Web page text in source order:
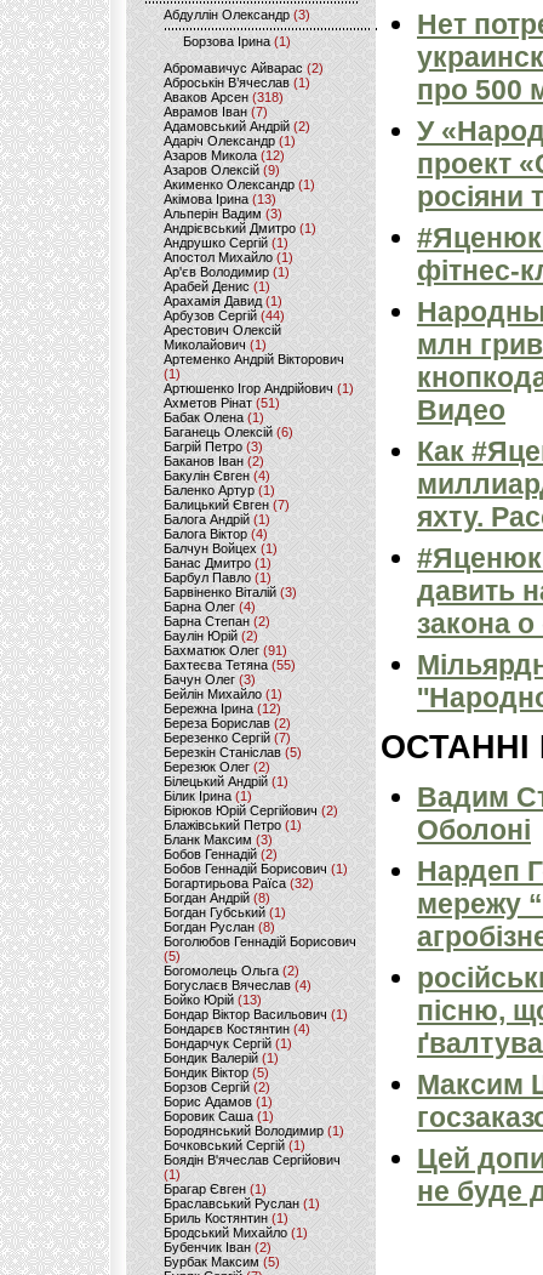
Абдуллін Олександр (3)
Борзова Ірина(1)
Абромавичус Айварас (2)
Аброськін В’ячеслав(1)
Аваков Арсен (318)
Аврамов Іван (7)
Адамовський Андрій(2)
Адаріч Олександр (1)
Азаров Микола (12)
Азаров Олексій (9)
Акименко Олександр(1)
Акімова Ірина(13)
Альперін Вадим (3)
Андрієвський Дмитро(1)
Андрушко Сергій(1)
Апостол Михайло(1)
Ар'єв Володимир (1)
Арабей Денис(1)
Арахамія Давид (1)
Арбузов Сергій (44)
Арестович Олексій
Миколайович(1)
Артеменко Андрій Вікторович
(1)
Артюшенко Ігор Андрійович(1)
Ахметов Рінат(51)
Бабак Олена(1)
Баганець Олексій(6)
Багрій Петро (3)
Баканов Іван(2)
Бакулін Євген (4)
Баленко Артур(1)
Балицький Євген(7)
Балога Андрій (1)
Балога Віктор (4)
Балчун Войцех (1)
Банас Дмитро (1)
Барбул Павло(1)
Барвіненко Віталій(3)
Барна Олег (4)
Барна Степан (2)
Баулін Юрій (2)
Бахматюк Олег (91)
Бахтеєва Тетяна(55)
Бачун Олег (3)
Бейлін Михайло (1)
Бережна Ірина(12)
Береза Борислав(2)
Березенко Сергій (7)
Березкін Станіслав (5)
Березюк Олег(2)
Білецький Андрій (1)
Білик Ірина (1)
Бірюков Юрій Сергійович (2)
Блажівський Петро (1)
Бланк Максим(3)
Бобов Геннадій (2)
Бобов Геннадій Борисович (1)
Богартирьова Раїса (32)
Богдан Андрій(8)
Богдан Губський (1)
Богдан Руслан(8)
Боголюбов Геннадій Борисович
(5)
Богомолець Ольга (2)
Богуслаєв Вячеслав (4)
Бойко Юрій (13)
Бондар Віктор Васильович (1)
Бондарєв Костянтин (4)
Бондарчук Сергій(1)
Бондик Валерій (1)
Бондик Віктор(5)
Борзов Сергiй (2)
Борис Адамов(1)
Боровик Саша (1)
Бородянський Володимир (1)
Бочковський Сергій (1)
Боядін В'ячеслав Сергійович
(1)
Брагар Євген (1)
Браславський Руслан (1)
Бриль Костянтин (1)
Бродський Михайло (1)
Бубенчик Іван(2)
Бурбак Максим (5)
Нет
про 500
У
проект
росіяни
#Яценюк
фітнес-
млн
Видео
Как
яхту.
#Яценюк
давить
закона
ОСТАННІ
Вадим
Оболоні
Нардеп
мережу
пісню,
Максим
Цей
не буде